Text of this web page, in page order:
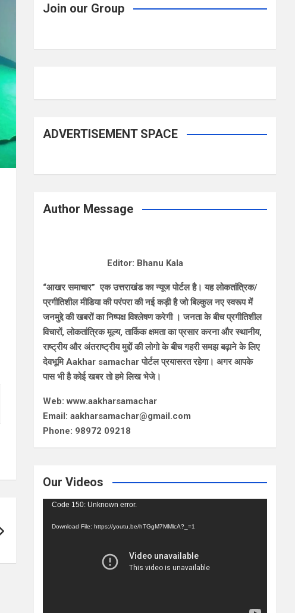
Join our Group
ADVERTISEMENT SPACE
Author Message
Editor: Bhanu Kala
“आखर समाचार” एक उत्तराखंड का न्यूज पोर्टल है। यह लोकतांत्रिक/
प्रगीतिशील मीडिया की परंपरा की नई कड़ी है जो बिल्कुल नए स्वरूप में
जनमुद्दे की खबरों का निष्पक्ष विश्लेषण करेगी । जनता के बीच प्रगीतिशील
विचारों, लोकतांत्रिक मूल्य, तार्किक क्षमता का प्रसार करना और स्थानीय,
राष्ट्रीय और अंतराष्ट्रीय मुद्दों की लोगो के बीच गहरी समझ बढ़ाने के लिए
देवभूमि Aakhar samachar पोर्टल प्रयासरत रहेगा। अगर आपके
पास भी है कोई खबर तो हमे लिख भेजे।
Web: www.aakharsamachar
Email: aakharsamachar@gmail.com
Phone: 98972 09218
Our Videos
Video
Code 150: Unknown error.
Download File: https://youtu.be/hTGgM7MMlcA?_=1